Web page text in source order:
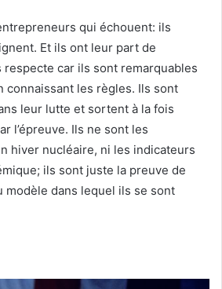
qui échouent: ils
Et ils ont leur part de
car ils sont remarquables
connaissant les règles. Ils sont
leur lutte et sortent à la fois
l’épreuve. Ils ne sont les
hiver nucléaire, ni les indicateurs
ils sont juste la preuve de
modèle dans lequel ils se sont